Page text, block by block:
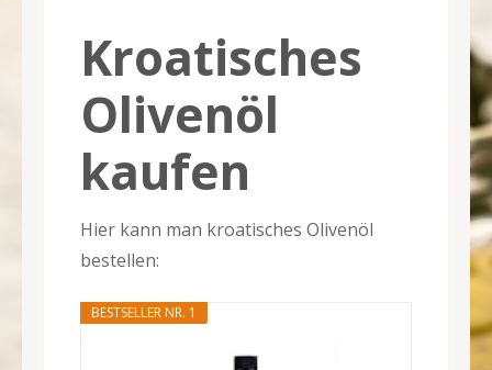
Kroatisches
Olivenöl
kaufen
Hier kann man kroatisches Olivenöl
bestellen:
BESTSELLER NR. 1